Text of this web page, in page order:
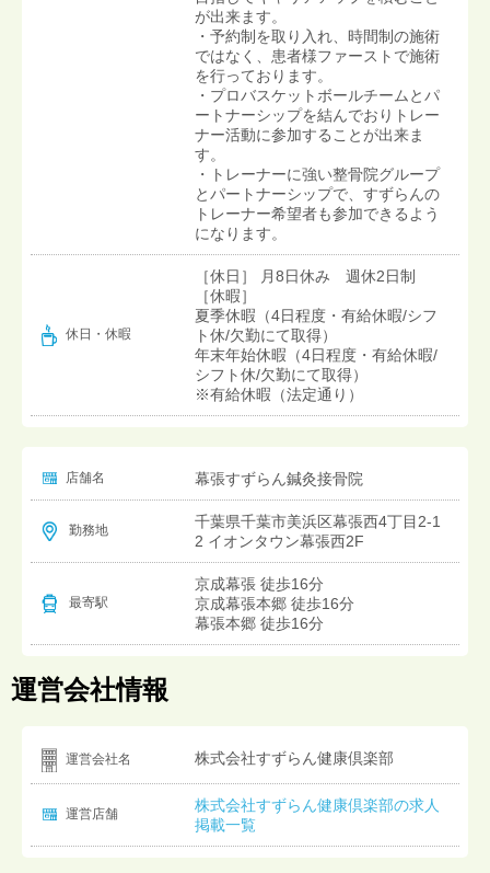
が出来ます。
・予約制を取り入れ、時間制の施術
ではなく、患者様ファーストで施術
を行っております。
・プロバスケットボールチームとパ
ートナーシップを結んでおりトレー
ナー活動に参加することが出来ま
す。
・トレーナーに強い整骨院グループ
とパートナーシップで、すずらんの
トレーナー希望者も参加できるよう
になります。
休日・休暇
［休日］ 月8日休み 週休2日制
［休暇］
夏季休暇（4日程度・有給休暇/シフ
ト休/欠勤にて取得）
年末年始休暇（4日程度・有給休暇/
シフト休/欠勤にて取得）
※有給休暇（法定通り）
店舗名 幕張すずらん鍼灸接骨院
勤務地
千葉県千葉市美浜区幕張西4丁目2-1
2 イオンタウン幕張西2F
最寄駅
京成幕張 徒歩16分
京成幕張本郷 徒歩16分
幕張本郷 徒歩16分
運営会社情報
運営会社名 株式会社すずらん健康倶楽部
運営店舗
株式会社すずらん健康倶楽部の求人
掲載一覧